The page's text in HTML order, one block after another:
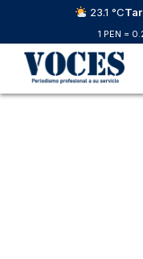
23.1 °C
1 PEN =